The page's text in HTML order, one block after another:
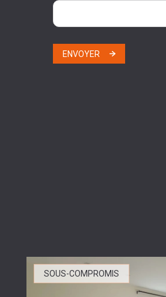
ENVOYER
SOUS-COMPROMIS